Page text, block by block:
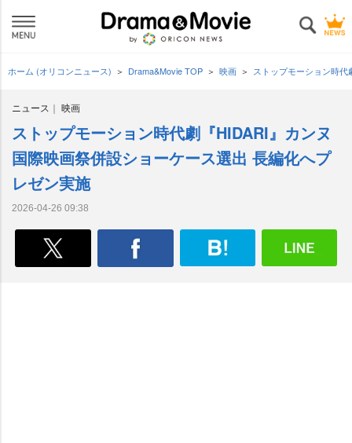
ホーム (オリコンニュース) Drama&Movie TOP 映画 ストップモーション時
ニュース 映画
ストップモーション時代劇『HIDARI』カンヌ
国際映画祭併設ショーケース選出 長編化へプ
レゼン実施
2026-04-26 09:38